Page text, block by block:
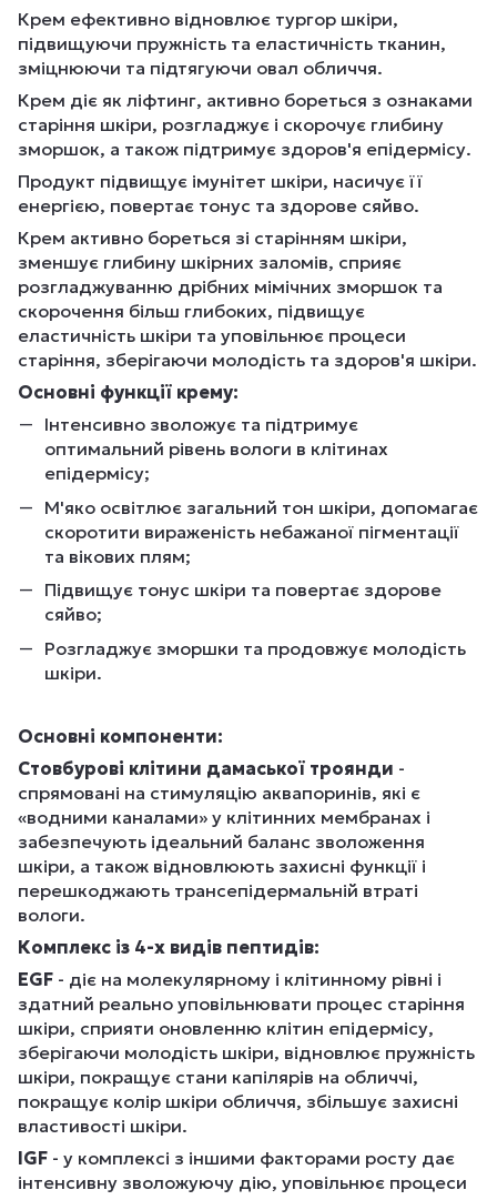
Крем ефективно відновлює тургор шкіри,
підвищуючи пружність та еластичність тканин,
зміцнюючи та підтягуючи овал обличчя.
Крем діє як ліфтинг, активно бореться з ознаками
старіння шкіри, розгладжує і скорочує глибину
зморшок, а також підтримує здоров'я епідермісу.
Продукт підвищує імунітет шкіри, насичує її
енергією, повертає тонус та здорове сяйво.
Крем активно бореться зі старінням шкіри,
зменшує глибину шкірних заломів, сприяє
розгладжуванню дрібних мімічних зморшок та
скорочення більш глибоких, підвищує
еластичність шкіри та уповільнює процеси
старіння, зберігаючи молодість та здоров'я шкіри.
Основні функції крему:
Інтенсивно зволожує та підтримує
оптимальний рівень вологи в клітинах
епідермісу;
М'яко освітлює загальний тон шкіри, допомагає
скоротити вираженість небажаної пігментації
та вікових плям;
Підвищує тонус шкіри та повертає здорове
сяйво;
Розгладжує зморшки та продовжує молодість
шкіри.
Основні компоненти:
Стовбурові клітини дамаської троянди -
спрямовані на стимуляцію аквапоринів, які є
«водними каналами» у клітинних мембранах і
забезпечують ідеальний баланс зволоження
шкіри, а також відновлюють захисні функції і
перешкоджають трансепідермальній втраті
вологи.
Комплекс із 4-х видів пептидів:
EGF - діє на молекулярному і клітинному рівні і
здатний реально уповільнювати процес старіння
шкіри, сприяти оновленню клітин епідермісу,
зберігаючи молодість шкіри, відновлює пружність
шкіри, покращує стани капілярів на обличчі,
покращує колір шкіри обличчя, збільшує захисні
властивості шкіри.
IGF - у комплексі з іншими факторами росту дає
інтенсивну зволожуючу дію, уповільнює процеси